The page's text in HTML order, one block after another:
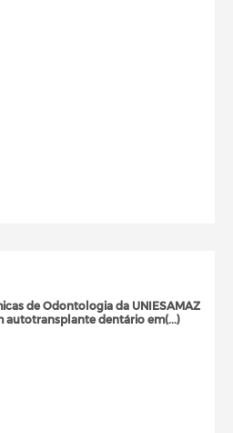
de Odontologia da UNIESAMAZ
autotransplante dentário em(...)